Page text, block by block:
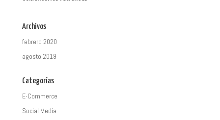
Archivos
febrero 2020
agosto 2019
Categorías
E-Commerce
Social Media